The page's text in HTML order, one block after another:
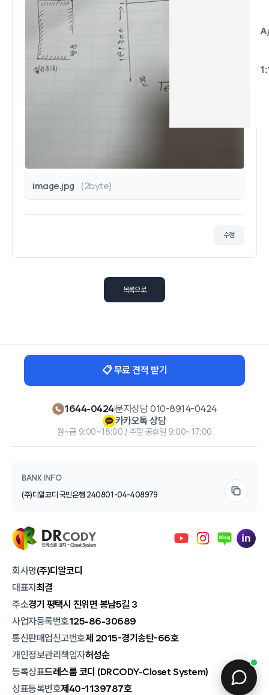
image.jpg (2byte)
수정
목록으로
📋 무료 견적 받기
1644-0424|문자상담 010-8914-0424
카카오톡 상담
월~금 9:00~18:00 / 주말·공휴일 9:00~17:00
BANK INFO
(주)디알코디 국민은행 240801-04-408979
회사명(주)디알코디
대표자최결
주소경기 평택시 진위면 봉남5길 3
사업자등록번호125-86-30689
통신판매업신고번호제 2015-경기송탄-66호
개인정보관리책임자허성순
등록상표드레스룸 코디 (DRCODY-Closet System)
상표등록번호제40-1139787호